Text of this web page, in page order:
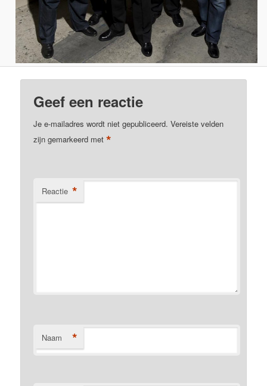
Geef een reactie
Je e-mailadres wordt niet gepubliceerd. Vereiste velden
zijn gemarkeerd met*
Reactie *
Naam *